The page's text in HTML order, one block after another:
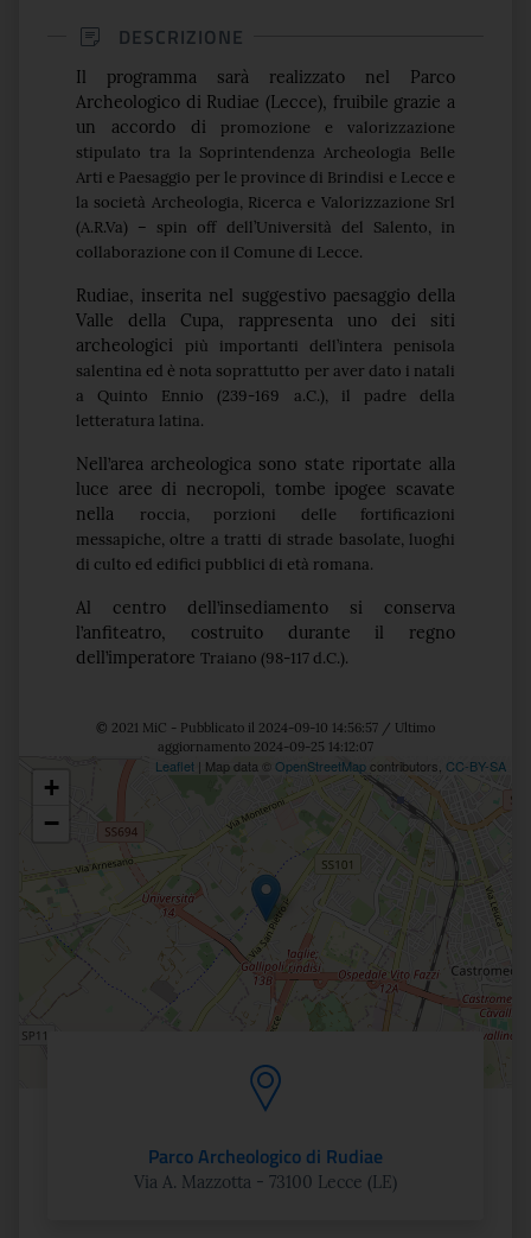
DESCRIZIONE
Il programma sarà realizzato nel Parco
Archeologico di Rudiae (Lecce), fruibile grazie a
un accordo di promozione e valorizzazione
stipulato tra la Soprintendenza Archeologia Belle
Arti e Paesaggio per le province di Brindisi e Lecce e
la società Archeologia, Ricerca e Valorizzazione Srl
(A.R.Va) – spin off dell’Università del Salento, in
collaborazione con il Comune di Lecce.
Rudiae, inserita nel suggestivo paesaggio della
Valle della Cupa, rappresenta uno dei siti
archeologici più importanti dell’intera penisola
salentina ed è nota soprattutto per aver dato i natali
a Quinto Ennio (239-169 a.C.), il padre della
letteratura latina.
Nell’area archeologica sono state riportate alla
luce aree di necropoli, tombe ipogee scavate
nella
roccia, porzioni delle fortificazioni
messapiche, oltre a tratti di strade basolate, luoghi
di culto ed edifici pubblici di età romana.
Al centro dell’insediamento si conserva
l’anfiteatro, costruito durante il regno
dell’imperatore Traiano (98-117 d.C.).
© 2021 MiC - Pubblicato il 2024-09-10 14:56:57 / Ultimo
aggiornamento 2024-09-25 14:12:07
Posizione
+
−
Leaflet | Map data © OpenStreetMapcontributors, CC-BY-SA
Parco Archeologico di Rudiae
Via A. Mazzotta - 73100 Lecce (LE)